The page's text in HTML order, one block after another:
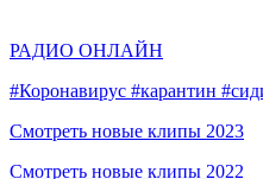
РАДИО ОНЛАЙН
#Коронавирус #карантин
Смотреть новые клипы 2023
Смотреть новые клипы 2022